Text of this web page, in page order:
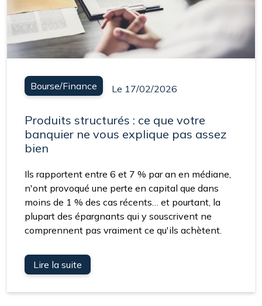
Bourse/Finance Le 17/02/2026
Produits structurés : ce que votre
banquier ne vous explique pas assez
bien
Ils rapportent entre 6 et 7 % par an en médiane,
n'ont provoqué une perte en capital que dans
moins de 1 % des cas récents… et pourtant, la
plupart des épargnants qui y souscrivent ne
comprennent pas vraiment ce qu'ils achètent.
Lire la suite